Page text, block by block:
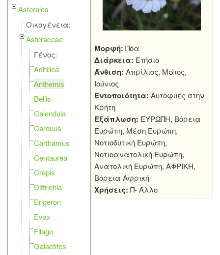
Asterales
Οικογένεια:
Asteraceae
Γένος:
Achillea
Anthemis
Bellis
Calendula
Carduus
Carthamus
Centaurea
Crepis
Dittrichia
Erigeron
Evax
Filago
Galactites
Μορφή: Πόα
Διάρκεια: Ετήσιο
Άνθιση: Απρίλιος, Μάιος,
Ιούνιος
Εντοποιότητα: Αυτοφυές στην
Κρήτη
Εξάπλωση: ΕΥΡΩΠΗ, Βόρεια
Ευρώπη, Μέση Ευρώπη,
Νοτιοδυτική Ευρώπη,
Νοτιοανατολική Ευρώπη,
Ανατολική Ευρώπη, ΑΦΡΙΚΗ,
Βόρεια Αφρική
Χρήσεις: Π- Άλλο